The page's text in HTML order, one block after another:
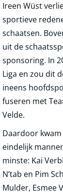
Ireen Wüst
sportieve
schaatsen.
uit de
sponsoring. In
Liga en zou dit
ineens
fuseren met
Velde.
Daardoor
eindelijk
minste: Kai
N’tab en Pim
Mulder, Esmee